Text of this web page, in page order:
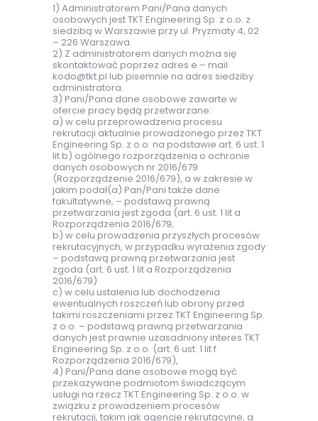
1) Administratorem Pani/Pana danych
osobowych jest TKT Engineering Sp. z o.o. z
siedzibą w Warszawie przy ul. Pryzmaty 4, 02
– 226 Warszawa.
2) Z administratorem danych można się
skontaktować poprzez adres e – mail
kodo@tkt.pl lub pisemnie na adres siedziby
administratora.
3) Pani/Pana dane osobowe zawarte w
ofercie pracy będą przetwarzane:
a) w celu przeprowadzenia procesu
rekrutacji aktualnie prowadzonego przez TKT
Engineering Sp. z o.o. na podstawie art. 6 ust. 1
lit b) ogólnego rozporządzenia o ochronie
danych osobowych nr 2016/679
(Rozporządzenie 2016/679), a w zakresie w
jakim podał(a) Pan/Pani także dane
fakultatywne, – podstawą prawną
przetwarzania jest zgoda (art. 6 ust. 1 lit a
Rozporządzenia 2016/679;
b) w celu prowadzenia przyszłych procesów
rekrutacyjnych, w przypadku wyrażenia zgody
– podstawą prawną przetwarzania jest
zgoda (art. 6 ust. 1 lit a Rozporządzenia
2016/679)
c) w celu ustalenia lub dochodzenia
ewentualnych roszczeń lub obrony przed
takimi roszczeniami przez TKT Engineering Sp.
z o.o. – podstawą prawną przetwarzania
danych jest prawnie uzasadniony interes TKT
Engineering Sp. z o.o. (art. 6 ust. 1 lit f
Rozporządzenia 2016/679),
4) Pani/Pana dane osobowe mogą być
przekazywane podmiotom świadczącym
usługi na rzecz TKT Engineering Sp. z o.o. w
związku z prowadzeniem procesów
rekrutacji, takim jak agencje rekrutacyjne, a